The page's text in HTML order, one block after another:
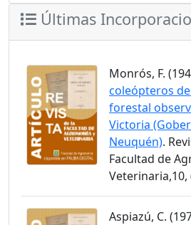
Últimas
Monrós, F.
coleópteros
forestal
Victoria
Neuquén).
Facultad de
Veterinaria,10,
Aspiazú, C.